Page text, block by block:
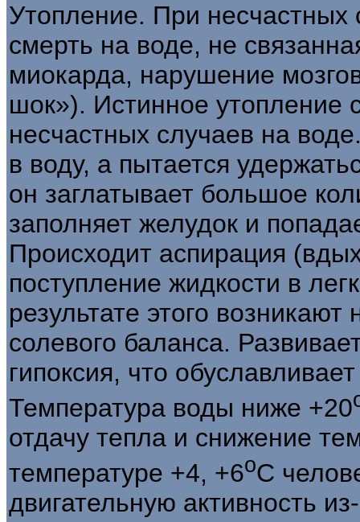
Утопление. При несчастных
смерть на воде, не
миокарда, нарушение
шок»). Истинное утопление
несчастных случаев на
в воду, а пытается
он заглатывает большое
заполняет желудок и
Происходит аспирация
поступление жидкости в
результате этого
солевого баланса.
гипоксия, что
Температура воды ниже +20
отдачу тепла и снижение
температуре +4, +6оС
двигательную активность